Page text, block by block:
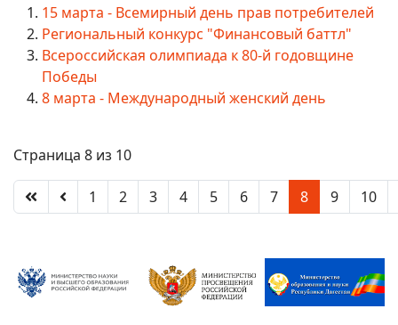
15 марта - Всемирный день прав потребителей
Региональный конкурс "Финансовый баттл"
Всероссийская олимпиада к 80-й годовщине
Победы
8 марта - Международный женский день
Страница 8 из 10
1 2 3 4 5 6 7 8 9 10